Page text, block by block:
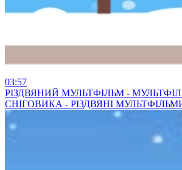
03:57
РІЗДВЯНИЙ МУЛЬТФІЛЬМ -
СНІГОВИКА - РІЗДВЯНІ